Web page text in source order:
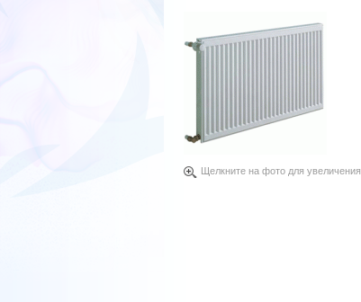
Щелкните на фото для увеличения